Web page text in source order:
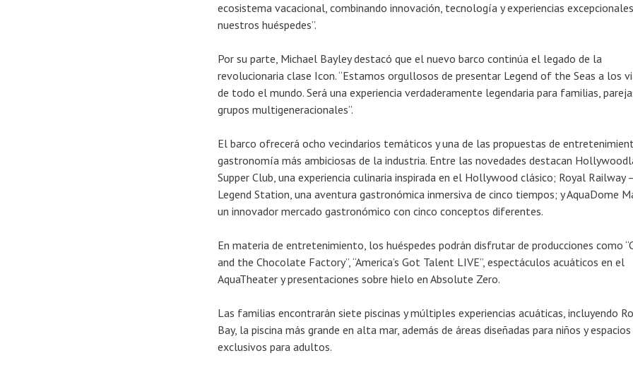
ecosistema vacacional, combinando innovación, tecnología y experiencias
nuestros huéspedes”.
Por su parte, Michael Bayley destacó que el nuevo barco continúa el legado de la
revolucionaria clase Icon. “Estamos orgullosos de presentar Legend of the Seas a los
de todo el mundo. Será una experiencia verdaderamente legendaria para familias,
grupos multigeneracionales”.
El barco ofrecerá ocho vecindarios temáticos y una de las propuestas de
gastronomía más ambiciosas de la industria. Entre las novedades destacan
Supper Club, una experiencia culinaria inspirada en el Hollywood clásico; Royal Railway
Legend Station, una aventura gastronómica inmersiva de cinco tiempos; y AquaDome
un innovador mercado gastronómico con cinco conceptos diferentes.
En materia de entretenimiento, los huéspedes podrán disfrutar de producciones como
and the Chocolate Factory”, “America’s Got Talent LIVE”, espectáculos acuáticos en el
AquaTheater y presentaciones sobre hielo en Absolute Zero.
Las familias encontrarán siete piscinas y múltiples experiencias acuáticas, incluyendo
Bay, la piscina más grande en alta mar, además de áreas diseñadas para niños y espacios
exclusivos para adultos.